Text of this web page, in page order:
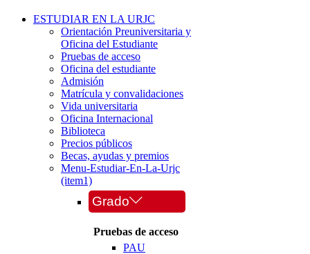
ESTUDIAR EN LA URJC
Orientación Preuniversitaria y
Oficina del Estudiante
Pruebas de acceso
Oficina del estudiante
Admisión
Matrícula y convalidaciones
Vida universitaria
Oficina Internacional
Biblioteca
Precios públicos
Becas, ayudas y premios
Menu-Estudiar-En-La-Urjc
(item1)
Grado
Pruebas de acceso
PAU